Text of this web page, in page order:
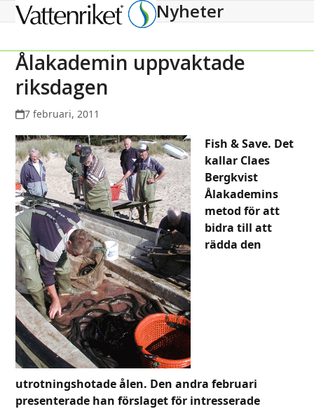
Open
menu
Close
menu
Nyheter
Ålakademin uppvaktade
riksdagen
7 februari, 2011
Fish & Save. Det
kallar Claes
Bergkvist
Ålakademins
metod för att
bidra till att
rädda den
utrotningshotade ålen. Den andra februari
presenterade han förslaget för intresserade